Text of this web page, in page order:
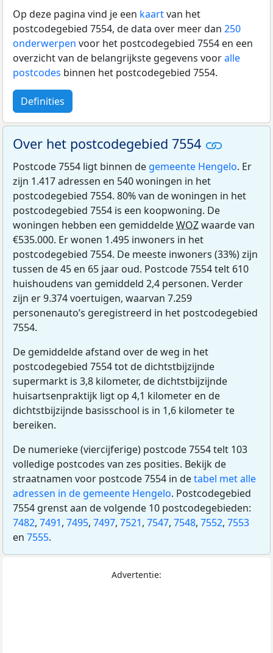
Op deze pagina vind je een kaartvan het
postcodegebied 7554, de data over meer dan 250
onderwerpen voor het postcodegebied 7554 en een
overzicht van de belangrijkste gegevens vooralle
postcodes binnen het postcodegebied 7554.
Definities
Over het postcodegebied 7554
Postcode 7554 ligt binnen de gemeente Hengelo. Er
zijn 1.417 adressen en 540 woningen in het
postcodegebied 7554. 80% van de woningen in het
postcodegebied 7554 is een koopwoning. De
woningen hebben een gemiddeldeWOZwaarde van
€535.000. Er wonen 1.495 inwoners in het
postcodegebied 7554. De meeste inwoners (33%) zijn
tussen de 45 en 65 jaar oud. Postcode 7554 telt 610
huishoudens van gemiddeld 2,4 personen. Verder
zijn er 9.374 voertuigen, waarvan 7.259
personenauto’s geregistreerd in het postcodegebied
7554.
De gemiddelde afstand over de weg in het
postcodegebied 7554 tot de dichtstbijzijnde
supermarkt is 3,8 kilometer, de dichtstbijzijnde
huisartsenpraktijk ligt op 4,1 kilometer en de
dichtstbijzijnde basisschool is in 1,6 kilometer te
bereiken.
De numerieke (viercijferige) postcode 7554 telt 103
volledige postcodes van zes posities. Bekijk de
straatnamen voor postcode 7554 in detabel met alle
adressen in de gemeente Hengelo. Postcodegebied
7554 grenst aan de volgende 10 postcodegebieden:
7482, 7491, 7495, 7497, 7521, 7547, 7548, 7552, 7553
en 7555.
Advertentie: